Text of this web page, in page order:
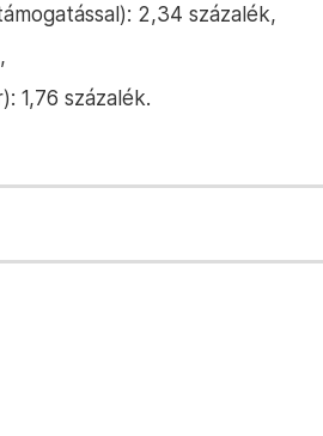
2,34 százalék,
1,76 százalék.